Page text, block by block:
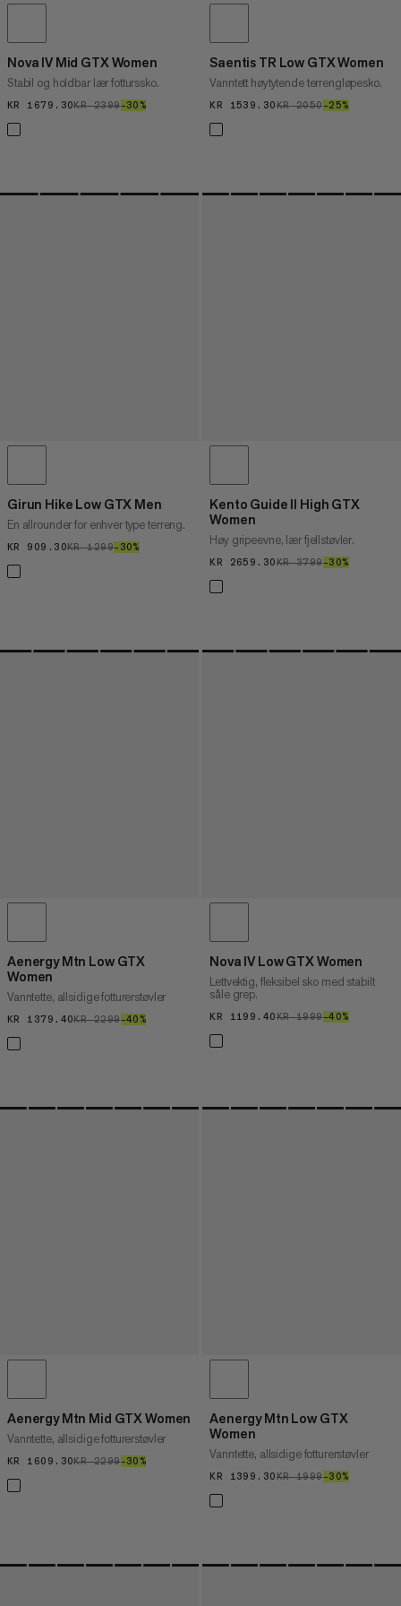
Nova IV Mid GTX Women
Stabil og holdbar lær fotturssko.
KR 1679.30KR 1679.30
KR 2399KR 2399
–30%
Saentis TR Low GTX Women
Vanntett høytytende terrengløpesko.
KR 1539.30KR 1539.30
KR 2050KR 2050
–25%
Girun Hike Low GTX Men
En allrounder for enhver type terreng.
KR 909.30KR 909.30
KR 1299KR 1299
–30%
Kento Guide II High GTX
Women
Høy gripeevne, lær fjellstøvler.
KR 2659.30KR 2659.30
KR 3799KR 3799
–30%
Aenergy Mtn Low GTX
Women
Vanntette, allsidige fotturerstøvler
KR 1379.40KR 1379.40
KR 2299KR 2299
–40%
Nova IV Low GTX Women
Lettvektig, fleksibel sko med stabilt
såle grep.
KR 1199.40KR 1199.40
KR 1999KR 1999
–40%
Aenergy Mtn Mid GTX Women
Vanntette, allsidige fotturerstøvler
KR 1609.30KR 1609.30
KR 2299KR 2299
–30%
Aenergy Mtn Low GTX
Women
Vanntette, allsidige fotturerstøvler
KR 1399.30KR 1399.30
KR 1999KR 1999
–30%